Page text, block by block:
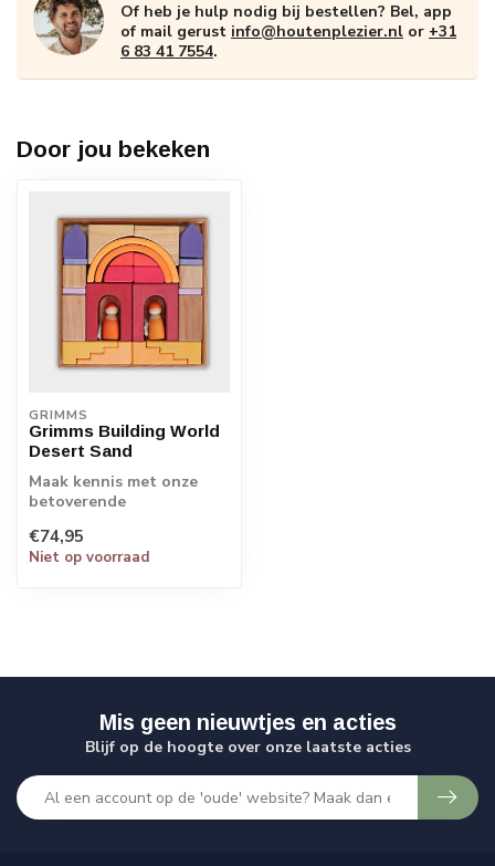
Of heb je hulp nodig bij bestellen? Bel, app
of mail gerust info@houtenplezier.nl or +31
6 83 41 7554.
Door jou bekeken
GRIMMS
Grimms Building World
Desert Sand
Maak kennis met onze
betoverende
merk Grimm's: een
toega...
€74,95
Niet op voorraad
Mis geen nieuwtjes en acties
Blijf op de hoogte over onze laatste acties